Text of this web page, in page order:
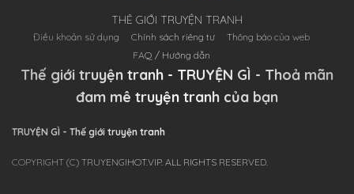
THÊ GIỚI TRUYỆN TRANH
Điều khoản sử dụng Chính sách riêng tư
Thông báo của web
FAQ / Hướng dẫn
Thế giới truyện tranh - TRUYỆN GÌ - Thoả mãn
đam mê truyện tranh của bạn
TRUYỆN GÌ - Thế giới truyện tranh
COPYRIGHT (C) TRUYENGIHOT.VIP. ALL RIGHTS RESERVED.